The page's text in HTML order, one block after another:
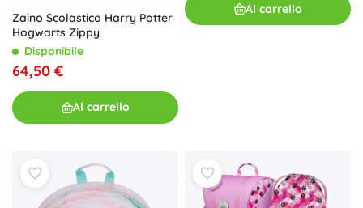
Zaino Scolastico Harry Potter
Hogwarts Zippy
Disponibile
64,50 €
Al carrello
Al carrello